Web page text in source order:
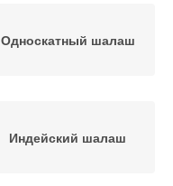
Односкатный шалаш
Индейский шалаш